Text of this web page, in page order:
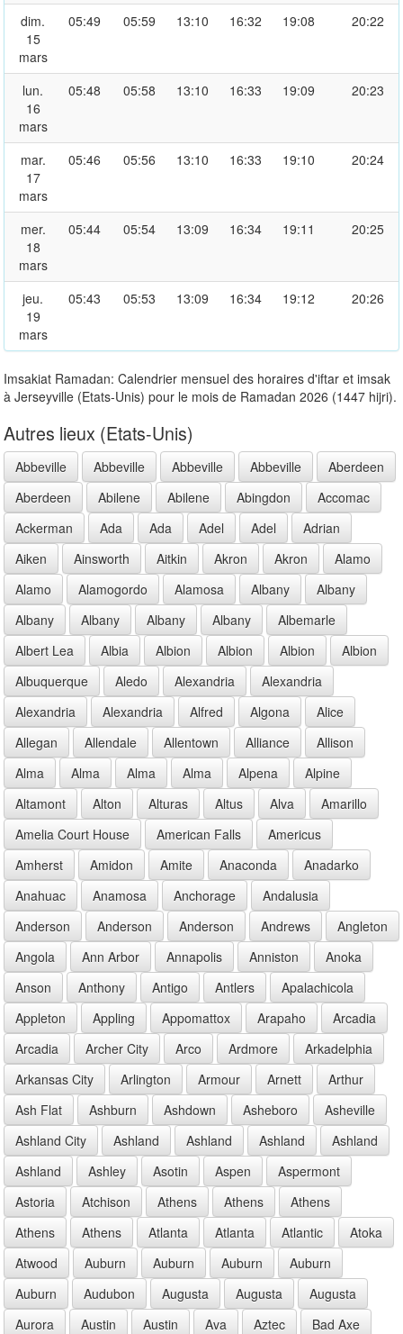
dim.
15
mars
05:49 05:59 13:10 16:32 19:08 20:22
lun.
16
mars
05:48 05:58 13:10 16:33 19:09 20:23
mar.
17
mars
05:46 05:56 13:10 16:33 19:10 20:24
mer.
18
mars
05:44 05:54 13:09 16:34 19:11 20:25
jeu.
19
mars
05:43 05:53 13:09 16:34 19:12 20:26
Imsakiat Ramadan: Calendrier mensuel des horaires d'iftar et imsak
à Jerseyville (Etats-Unis) pour le mois de Ramadan 2026 (1447 hijri).
Autres lieux (Etats-Unis)
Abbeville Abbeville Abbeville Abbeville
Aberdeen
Aberdeen
Abilene Abilene Abingdon
Accomac
Ackerman
Ada Ada Adel Adel
Adrian
Aiken
Ainsworth Aitkin Akron Akron
Alamo
Alamo
Alamogordo Alamosa Albany
Albany
Albany
Albany Albany Albany
Albemarle
Albert Lea
Albia Albion Albion Albion
Albion
Albuquerque
Aledo Alexandria
Alexandria
Alexandria
Alexandria Alfred Algona
Alice
Allegan
Allendale Allentown Alliance
Allison
Alma
Alma Alma Alma Alpena
Alpine
Altamont
Alton Alturas Altus Alva
Amarillo
Amelia Court House
American Falls
Americus
Amherst
Amidon Amite Anaconda
Anadarko
Anahuac
Anamosa Anchorage
Andalusia
Anderson
Anderson Anderson Andrews
Angleton
Angola
Ann Arbor Annapolis Anniston
Anoka
Anson
Anthony Antigo Antlers
Apalachicola
Appleton
Appling Appomattox Arapaho
Arcadia
Arcadia
Archer City Arco Ardmore
Arkadelphia
Arkansas City
Arlington Armour Arnett
Arthur
Ash Flat
Ashburn Ashdown Asheboro
Asheville
Ashland City
Ashland Ashland Ashland
Ashland
Ashland
Ashley Asotin Aspen
Aspermont
Astoria
Atchison Athens Athens
Athens
Athens
Athens Atlanta Atlanta Atlantic
Atoka
Atwood
Auburn Auburn Auburn
Auburn
Auburn
Audubon Augusta Augusta
Augusta
Aurora
Austin Austin Ava Aztec
Bad Axe